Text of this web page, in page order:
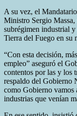
A su vez, el
Ministro Sergio
subrégimen industrial
Tierra del Fuego en su
“Con esta decisión,
empleo” aseguró el
contentos por las y los
respaldo del Gobierno
como Gobierno vamos
industrias que venían